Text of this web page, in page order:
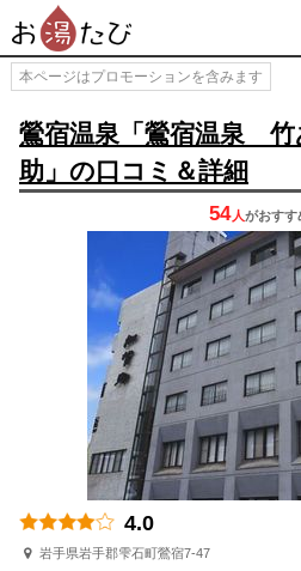
本ページはプロモーションを含みます
鶯宿温泉「鶯宿温泉
助」の口コミ＆詳細
54 人がおすす
4.0
岩手県岩手郡雫石町鶯宿7-47